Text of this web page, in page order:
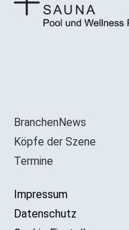
BranchenNews
Köpfe der Szene
Termine
Impressum
Datenschutz